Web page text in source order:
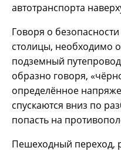
автотранспорта
Говоря о
столицы, необходимо
подземный
образно говоря,
определённое
спускаются вниз по
попасть на
Пешеходный переход,